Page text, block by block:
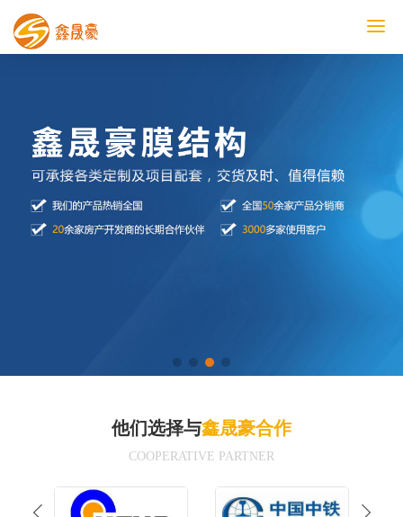
他们选择与鑫晟豪合作
COOPERATIVE PARTNER